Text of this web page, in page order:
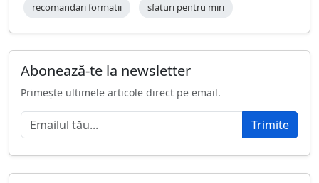
recomandari formatii sfaturi pentru miri
Abonează-te la newsletter
Primește ultimele articole direct pe email.
Trimite